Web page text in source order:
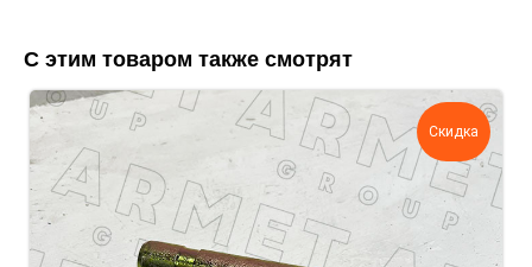
С этим товаром также смотрят
Скидка
Если у вас есть документация, которая
задачу — прикрепите её в поле ниже.
Ваш телефон